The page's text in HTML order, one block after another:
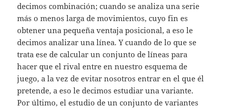
decimos combinación; cuando se analiza una serie
más o menos larga de movimientos, cuyo fin es
obtener una pequeña ventaja posicional, a eso le
decimos analizar una línea. Y cuando de lo que se
trata ese de calcular un conjunto de líneas para
hacer que el rival entre en nuestro esquema de
juego, a la vez de evitar nosotros entrar en el que él
pretende, a eso le decimos estudiar una variante.
Por último, el estudio de un conjunto de variantes